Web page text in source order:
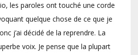
les paroles ont touché une corde
quelque chose de ce que je
j’ai décidé de la reprendre. La
voix. Je pense que la plupart